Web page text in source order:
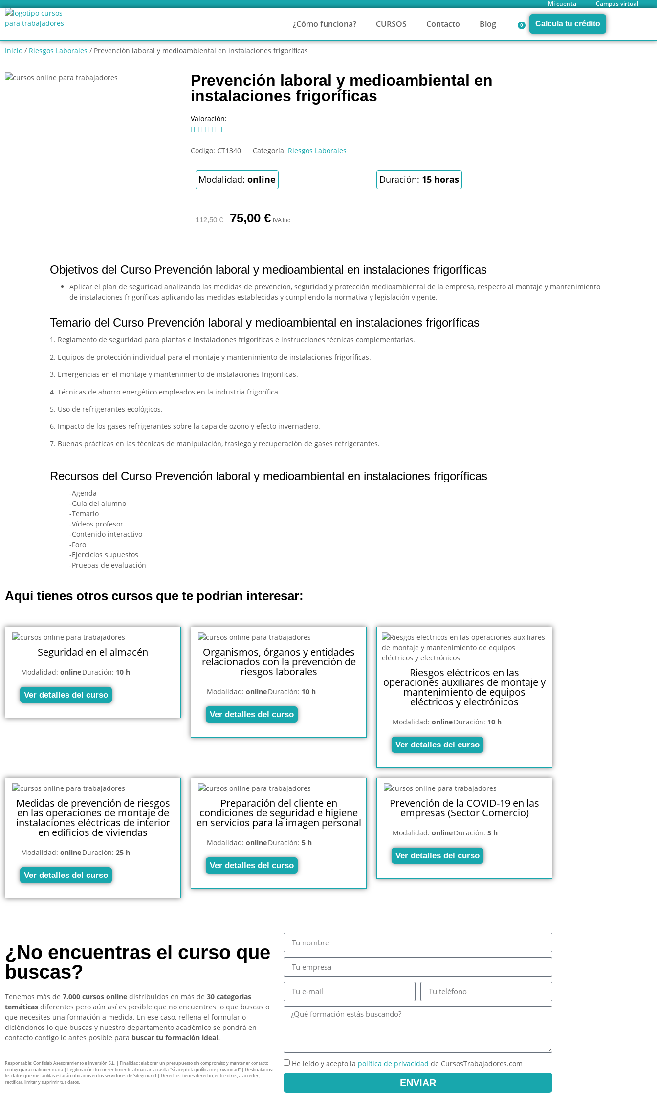
Mi cuenta Campus virtual
¿Cómo funciona? CURSOS Contacto Blog 0 Calcula tu crédito
Inicio / Riesgos Laborales / Prevención laboral y medioambiental en instalaciones frigoríficas
Prevención laboral y medioambiental en
instalaciones frigoríficas
Valoración:
    
Código: CT1340 Categoría: Riesgos Laborales
Modalidad: online Duración: 15 horas
112,50€ 75,00 € IVA inc.
Objetivos del Curso Prevención laboral y medioambiental en instalaciones frigoríficas
Aplicar el plan de seguridad analizando las medidas de prevención, seguridad y protección medioambiental de la empresa, respecto al montaje y mantenimiento
de instalaciones frigoríficas aplicando las medidas establecidas y cumpliendo la normativa y legislación vigente.
Temario del Curso Prevención laboral y medioambiental en instalaciones frigoríficas
1. Reglamento de seguridad para plantas e instalaciones frigoríficas e instrucciones técnicas complementarias.
2. Equipos de protección individual para el montaje y mantenimiento de instalaciones frigoríficas.
3. Emergencias en el montaje y mantenimiento de instalaciones frigoríficas.
4. Técnicas de ahorro energético empleados en la industria frigorífica.
5. Uso de refrigerantes ecológicos.
6. Impacto de los gases refrigerantes sobre la capa de ozono y efecto invernadero.
7. Buenas prácticas en las técnicas de manipulación, trasiego y recuperación de gases refrigerantes.
Recursos del Curso Prevención laboral y medioambiental en instalaciones frigoríficas
-Agenda
-Guía del alumno
-Temario
-Vídeos profesor
-Contenido interactivo
-Foro
-Ejercicios supuestos
-Pruebas de evaluación
Aquí tienes otros cursos que te podrían interesar:
Seguridad en el almacén
Modalidad: onlineDuración: 10 h
Ver detalles del curso
Organismos, órganos y entidades
relacionados con la prevención de
riesgos laborales
Modalidad: onlineDuración: 10 h
Ver detalles del curso
Riesgos eléctricos en las
operaciones auxiliares de montaje y
mantenimiento de equipos
eléctricos y electrónicos
Modalidad: onlineDuración: 10 h
Ver detalles del curso
Medidas de prevención de riesgos
en las operaciones de montaje de
instalaciones eléctricas de interior
en edificios de viviendas
Modalidad: onlineDuración: 25 h
Ver detalles del curso
Preparación del cliente en
condiciones de seguridad e higiene
en servicios para la imagen personal
Modalidad: onlineDuración: 5 h
Ver detalles del curso
Prevención de la COVID-19 en las
empresas (Sector Comercio)
Modalidad: onlineDuración: 5 h
Ver detalles del curso
¿No encuentras el curso que
buscas?
Tenemos más de 7.000 cursos online distribuidos en más de 30 categorías
temáticas diferentes pero aún así es posible que no encuentres lo que buscas o
que necesites una formación a medida. En ese caso, rellena el formulario
diciéndonos lo que buscas y nuestro departamento académico se pondrá en
contacto contigo lo antes posible para buscar tu formación ideal.
Responsable: Confislab Asesoramiento e Inversión S.L. | Finalidad: elaborar un presupuesto sin compromiso y mantener contacto
contigo para cualquier duda | Legitimación: tu consentimiento al marcar la casilla “Sí, acepto la política de privacidad” | Destinatarios:
los datos que me facilitas estarán ubicados en los servidores de Siteground | Derechos: tienes derecho, entre otros, a acceder,
rectificar, limitar y suprimir tus datos.
He leído y acepto la política de privacidad de CursosTrabajadores.com
ENVIAR